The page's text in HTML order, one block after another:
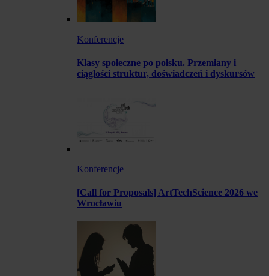
Konferencje
Klasy społeczne po polsku. Przemiany i
ciągłości struktur, doświadczeń i dyskursów
Konferencje
[Call for Proposals] ArtTechScience 2026 we
Wrocławiu